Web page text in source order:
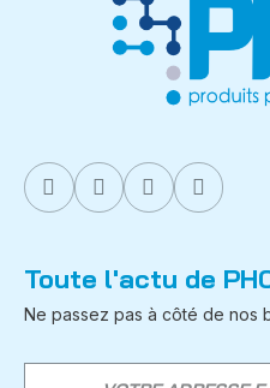
Toute l'actu de
Ne passez pas à côté de nos